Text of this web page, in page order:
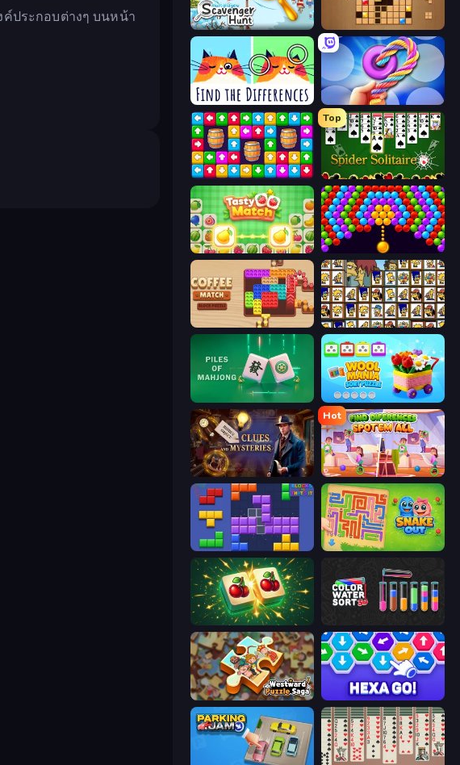
ค์ประกอบต่างๆ บนหน้า
Scavenger Hunt - Multiplayer Wood Block Journey
Spotti: Find the Differences Twisted Tangle
Tap Away Story
Top
Spider Solitaire
Tasty Match: Mahjong Pairs Bubble Story
Tiles of the Simpsons
Piles of Mahjong Wool Mania - Sort Puzzle 3D
Hidden Object: Clues and Mysteries
Hot
Find Differences: Spot 'Em All
Blocks and that’s it Snake Out: Maze Escape
Mahjong Puzzle: Tile Match
Westward Puzzle Saga Hexa GO!